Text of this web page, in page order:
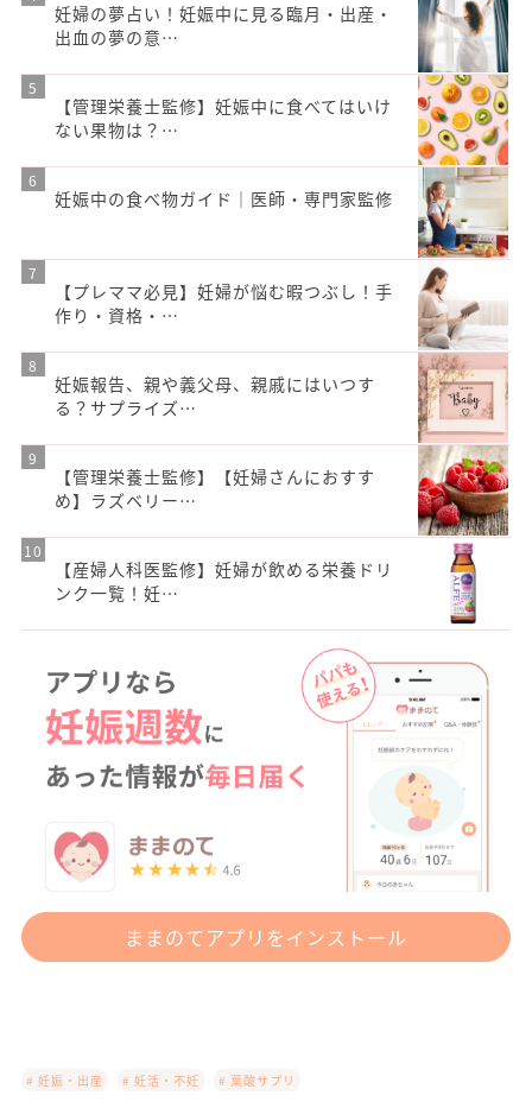
妊婦の夢占い！妊娠中に見る臨月・出産・
出血の夢の意…
【管理栄養士監修】妊娠中に食べてはいけ
ない果物は？…
妊娠中の食べ物ガイド｜医師・専門家監修
【プレママ必見】妊婦が悩む暇つぶし！手
作り・資格・…
妊娠報告、親や義父母、親戚にはいつす
る？サプライズ…
【管理栄養士監修】【妊婦さんにおすす
め】ラズベリー…
【産婦人科医監修】妊婦が飲める栄養ドリ
ンク一覧！妊…
ままのてアプリをインストール
# 妊娠・出産 # 妊活・不妊 # 葉酸サプリ